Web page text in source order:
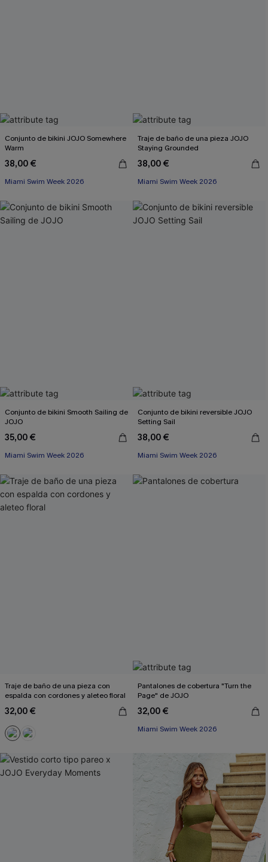
Conjunto de bikini JOJO Somewhere
Warm
38,00 €
Miami Swim Week 2026
Traje de baño de una pieza JOJO
Staying Grounded
38,00 €
Miami Swim Week 2026
Conjunto de bikini Smooth Sailing de
JOJO
35,00 €
Miami Swim Week 2026
Conjunto de bikini reversible JOJO
Setting Sail
38,00 €
Miami Swim Week 2026
Traje de baño de una pieza con
espalda con cordones y aleteo floral
32,00 €
Pantalones de cobertura "Turn the
Page" de JOJO
32,00 €
Miami Swim Week 2026